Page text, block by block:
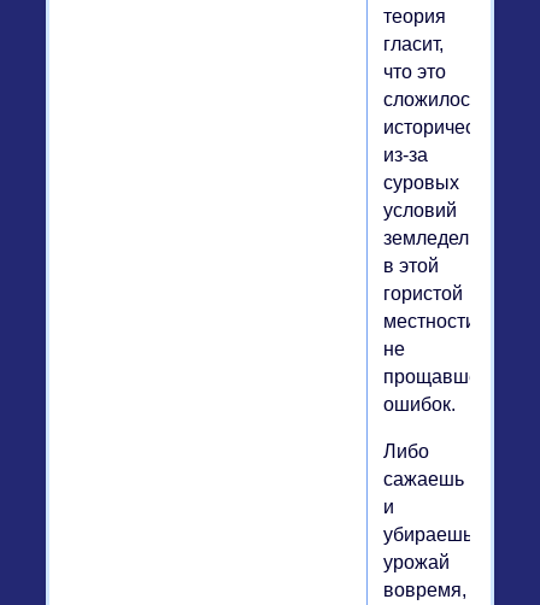
теория
гласит,
что это
сложилось
исторически
из-за
суровых
условий
земледелия
в этой
гористой
местности,
не
прощавшей
ошибок.
Либо
сажаешь
и
убираешь
урожай
вовремя,